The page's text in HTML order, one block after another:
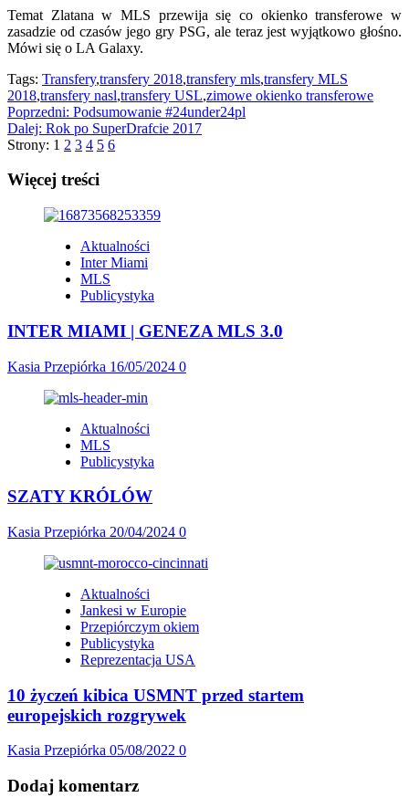
Temat Zlatana w MLS przewija się co okienko transferowe w
zasadzie od czasów jego gry PSG, ale teraz jest wyjątkowo głośno.
Mówi się o LA Galaxy.
Tags: Transfery,transfery 2018,transfery mls,transfery MLS
2018,transfery nasl,transfery USL,zimowe okienko transferowe
Zobacz
wpisy
Poprzedni: Podsumowanie #24under24pl
Dalej: Rok po SuperDrafcie 2017
Strony: 1 2 3 4 5 6
Więcej treści
Aktualności
Inter Miami
MLS
Publicystyka
INTER MIAMI | GENEZA MLS 3.0
Kasia Przepiórka 16/05/2024 0
Aktualności
MLS
Publicystyka
SZATY KRÓLÓW
Kasia Przepiórka 20/04/2024 0
Aktualności
Jankesi w Europie
Przepiórczym okiem
Publicystyka
Reprezentacja USA
10 życzeń kibica USMNT przed startem
europejskich rozgrywek
Kasia Przepiórka 05/08/2022 0
Dodaj komentarz